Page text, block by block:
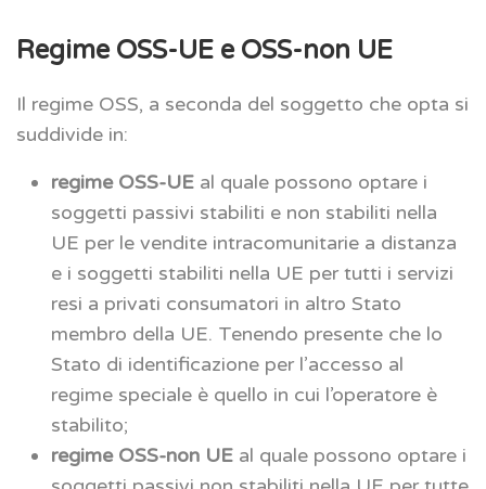
Regime OSS-UE e OSS-non UE
Il regime OSS, a seconda del soggetto che opta si
suddivide in:
regime OSS-UE al quale possono optare i
soggetti passivi stabiliti e non stabiliti nella
UE per le vendite intracomunitarie a distanza
e i soggetti stabiliti nella UE per tutti i servizi
resi a privati consumatori in altro Stato
membro della UE. Tenendo presente che lo
Stato di identificazione per l’accesso al
regime speciale è quello in cui l’operatore è
stabilito;
regime OSS-non UE al quale possono optare i